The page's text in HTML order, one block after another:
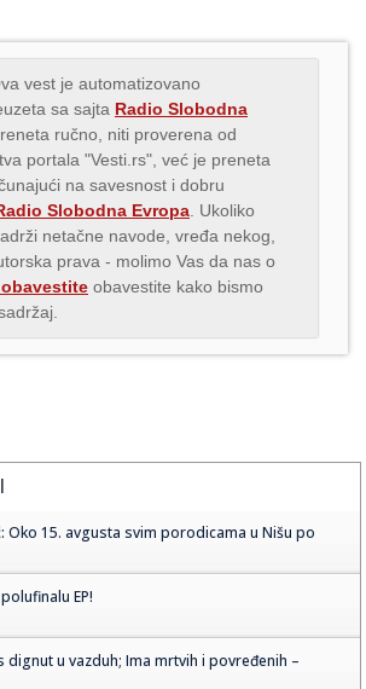
vest je automatizovano
sa sajta Radio Slobodna
ručno, niti proverena od
portala "Vesti.rs", već je preneta
na savesnost i dobru
Slobodna Evropa . Ukoliko
netačne navode, vređa nekog,
prava - molimo Vas da nas o
obavestite obavestite kako bismo
Oko 15. avgusta svim porodicama u Nišu po
EP!
dignut u vazduh; Ima mrtvih i povređenih –